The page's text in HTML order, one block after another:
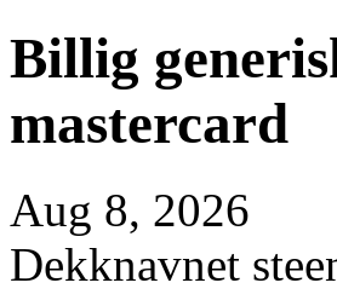
Billig
mastercard
Aug 8, 2026
Dekknavnet